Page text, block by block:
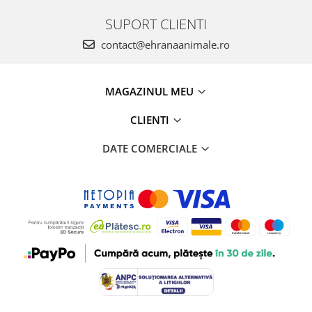
SUPORT CLIENTI
contact@ehranaanimale.ro
MAGAZINUL MEU
CLIENTI
DATE COMERCIALE